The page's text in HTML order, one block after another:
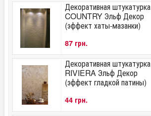
Декоративная штукатурка
COUNTRY Эльф Декор
(эффект хаты-мазанки)
87 грн.
Декоративная штукатурка
RIVIERA Эльф Декор
(эффект гладкой патины)
44 грн.